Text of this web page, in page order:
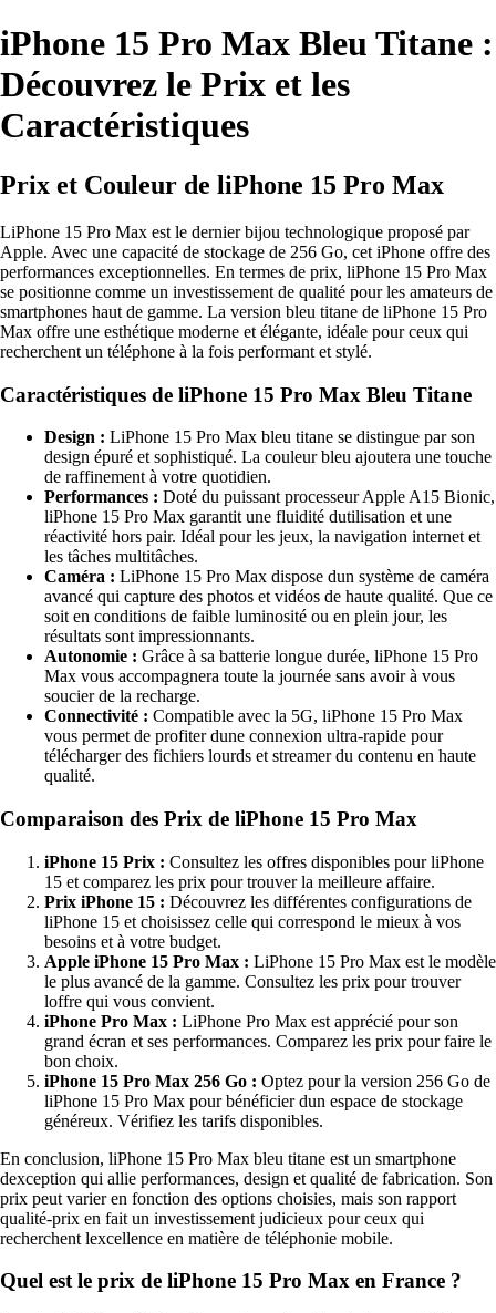
iPhone 15 Pro Max Bleu Titane :
Découvrez le Prix et les
Caractéristiques
Prix et Couleur de liPhone 15 Pro Max
LiPhone 15 Pro Max est le dernier bijou technologique proposé par
Apple. Avec une capacité de stockage de 256 Go, cet iPhone offre des
performances exceptionnelles. En termes de prix, liPhone 15 Pro Max
se positionne comme un investissement de qualité pour les amateurs de
smartphones haut de gamme. La version bleu titane de liPhone 15 Pro
Max offre une esthétique moderne et élégante, idéale pour ceux qui
recherchent un téléphone à la fois performant et stylé.
Caractéristiques de liPhone 15 Pro Max Bleu Titane
Design : LiPhone 15 Pro Max bleu titane se distingue par son
design épuré et sophistiqué. La couleur bleu ajoutera une touche
de raffinement à votre quotidien.
Performances : Doté du puissant processeur Apple A15 Bionic,
liPhone 15 Pro Max garantit une fluidité dutilisation et une
réactivité hors pair. Idéal pour les jeux, la navigation internet et
les tâches multitâches.
Caméra : LiPhone 15 Pro Max dispose dun système de caméra
avancé qui capture des photos et vidéos de haute qualité. Que ce
soit en conditions de faible luminosité ou en plein jour, les
résultats sont impressionnants.
Autonomie : Grâce à sa batterie longue durée, liPhone 15 Pro
Max vous accompagnera toute la journée sans avoir à vous
soucier de la recharge.
Connectivité : Compatible avec la 5G, liPhone 15 Pro Max
vous permet de profiter dune connexion ultra-rapide pour
télécharger des fichiers lourds et streamer du contenu en haute
qualité.
Comparaison des Prix de liPhone 15 Pro Max
iPhone 15 Prix : Consultez les offres disponibles pour liPhone
15 et comparez les prix pour trouver la meilleure affaire.
Prix iPhone 15 : Découvrez les différentes configurations de
liPhone 15 et choisissez celle qui correspond le mieux à vos
besoins et à votre budget.
Apple iPhone 15 Pro Max : LiPhone 15 Pro Max est le modèle
le plus avancé de la gamme. Consultez les prix pour trouver
loffre qui vous convient.
iPhone Pro Max : LiPhone Pro Max est apprécié pour son
grand écran et ses performances. Comparez les prix pour faire le
bon choix.
iPhone 15 Pro Max 256 Go : Optez pour la version 256 Go de
liPhone 15 Pro Max pour bénéficier dun espace de stockage
généreux. Vérifiez les tarifs disponibles.
En conclusion, liPhone 15 Pro Max bleu titane est un smartphone
dexception qui allie performances, design et qualité de fabrication. Son
prix peut varier en fonction des options choisies, mais son rapport
qualité-prix en fait un investissement judicieux pour ceux qui
recherchent lexcellence en matière de téléphonie mobile.
Quel est le prix de liPhone 15 Pro Max en France ?